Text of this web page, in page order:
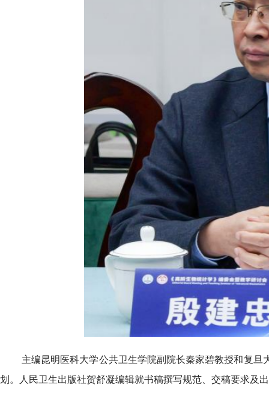
主编昆明医科大学公共卫生学院副院长秦家碧教授和复
划。人民卫生出版社贺舒凝编辑就书稿撰写规范、交稿要求及